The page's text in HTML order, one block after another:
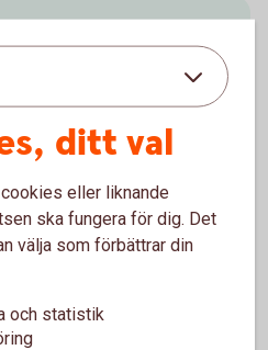
till
till ditt barn i
ditt val
eller liknande
ska fungera för dig. Det
välja som förbättrar din
och statistik